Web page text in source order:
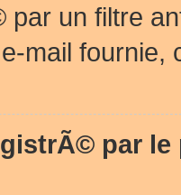
un filtre
mail fournie,
par